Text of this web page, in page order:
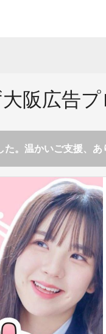
阪広告
。温かいご支援、あ